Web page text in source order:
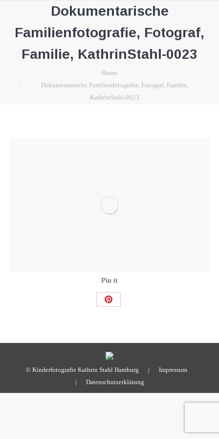
Dokumentarische
Familienfotografie, Fotograf,
Familie, KathrinStahl-0023
Home
Dokumentarische Familienfotografie, Fotograf, Familie,
KathrinStahl-0023
Pin it
Share
© Kinderfotografie Kathrin Stahl Hamburg | Impressum
| Datenschutzerklärung